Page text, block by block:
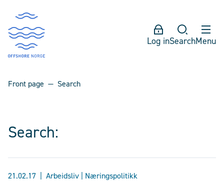
Log inSearchMenu
Front page Search
Search:
21.02.17 Arbeidsliv | Næringspolitikk